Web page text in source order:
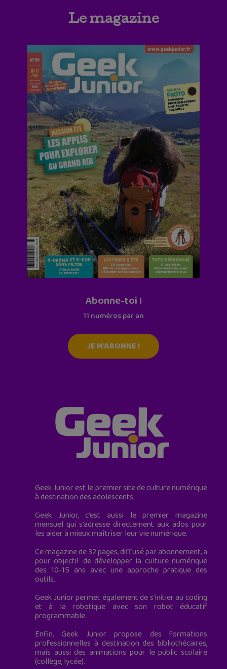
Le magazine
Abonne-toi !
11 numéros par an
JE M'ABONNE !
Geek Junior est le premier site de culture numérique
à destination des adolescents.
Geek Junior, c’est aussi le premier magazine
mensuel qui s’adresse directement aux ados pour
les aider à mieux maîtriser leur vie numérique.
Ce magazine de 32 pages, diffusé par abonnement, a
pour objectif de développer la culture numérique
des 10-15 ans avec une approche pratique des
outils.
Geek Junior permet également de s'initier au coding
et à la robotique avec son robot éducatif
programmable.
Enfin, Geek Junior propose des formations
professionnelles à destination des bibliothécaires,
mais aussi des animations pour le public scolaire
(collège, lycée).